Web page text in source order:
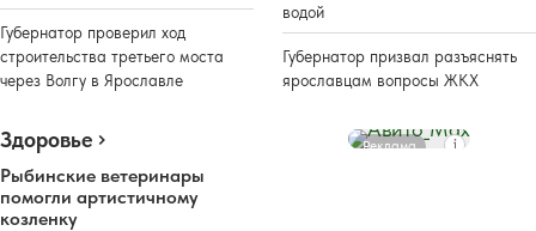
Губернатор проверил ход
строительства третьего моста
через Волгу в Ярославле
водой
Губернатор призвал разъяснять
ярославцам вопросы ЖКХ
Здоровье
Рыбинские ветеринары
помогли артистичному
козленку
Реклама